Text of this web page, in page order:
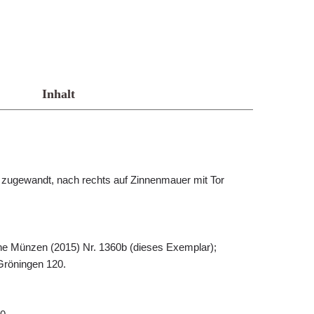
Inhalt
nach rechts auf Zinnenmauer mit Tor
Münzen (2015) Nr. 1360b (dieses Exemplar);
120.